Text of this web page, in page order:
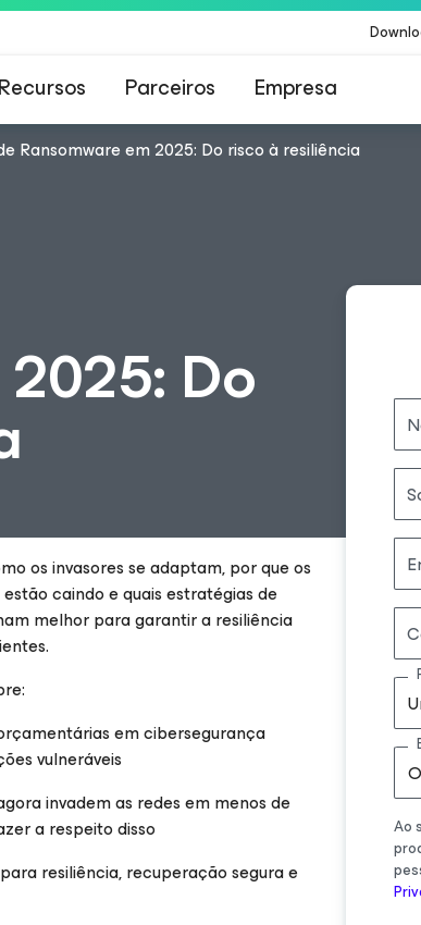
Recursos Parceiros Empresa
Ransomware em 2025: Do risco à resiliência
Do
Ao
os invasores se adaptam, por que os
caindo e quais estratégias de
melhor para garantir a resiliência
em cibersegurança
vulneráveis
invadem as redes em menos de
a respeito disso
resiliência, recuperação segura e